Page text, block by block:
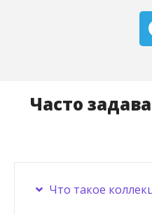
Часто
Что такое